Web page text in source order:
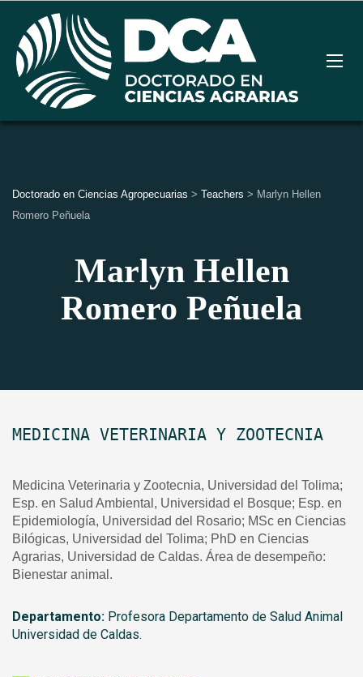
Doctorado en Ciencias Agropecuarias > Teachers > Marlyn Hellen
Romero Peñuela
Marlyn Hellen
Romero Peñuela
MEDICINA VETERINARIA Y ZOOTECNIA
Medicina Veterinaria y Zootecnia, Universidad del Tolima;
Esp. en Salud Ambiental, Universidad el Bosque; Esp. en
Epidemiología, Universidad del Rosario; MSc en Ciencias
Bilógicas, Universidad del Tolima; PhD en Ciencias
Agrarias, Universidad de Caldas. Área de desempeño:
Bienestar animal.
Departamento: Profesora Departamento de Salud Animal
Universidad de Caldas.